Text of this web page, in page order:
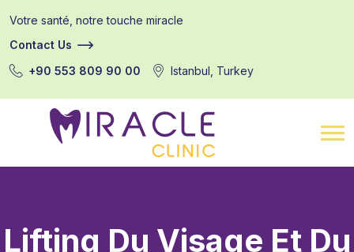
Votre santé, notre touche miracle
Contact Us
+90 553 809 90 00
Istanbul, Turkey
Lifting Du Visage Et Du